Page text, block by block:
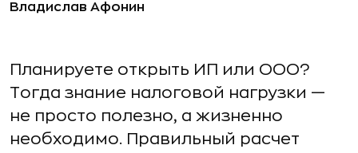
Владислав Афонин
Планируете открыть ИП или ООО?
Тогда знание налоговой нагрузки —
не просто полезно, а жизненно
необходимо. Правильный расчет